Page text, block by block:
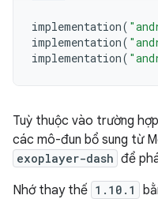
implementation(
implementation(
implementation(
Tuỳ thuộc vào trường
các mô-đun bổ sung từ
exoplayer-dash để
Nhớ thay thế 1.10.1